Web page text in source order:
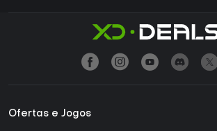
Ofertas e Jogos